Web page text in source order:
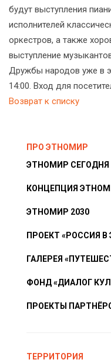
будут выступления
исполнителей
оркестров, а также
выступление
Дружбы народов уже в
14:00. Вход для
Возврат к списку
ПРО ЭТНОМИР
ЭТНОМИР СЕГОДНЯ
КОНЦЕПЦИЯ
ЭТНОМИР 2030
ПРОЕКТ «РОССИЯ
ГАЛЕРЕЯ
ФОНД «ДИАЛОГ
ПРОЕКТЫ
ТЕРРИТОРИЯ